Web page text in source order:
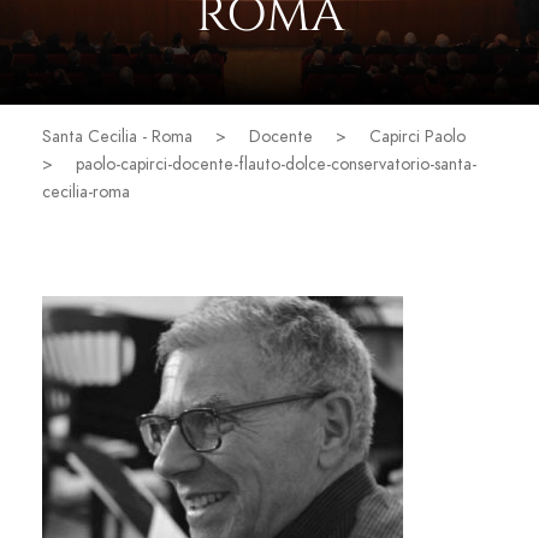
ROMA
Santa Cecilia - Roma > Docente >
Capirci Paolo
>
paolo-capirci-docente-flauto-dolce-conservatorio-santa-
cecilia-roma